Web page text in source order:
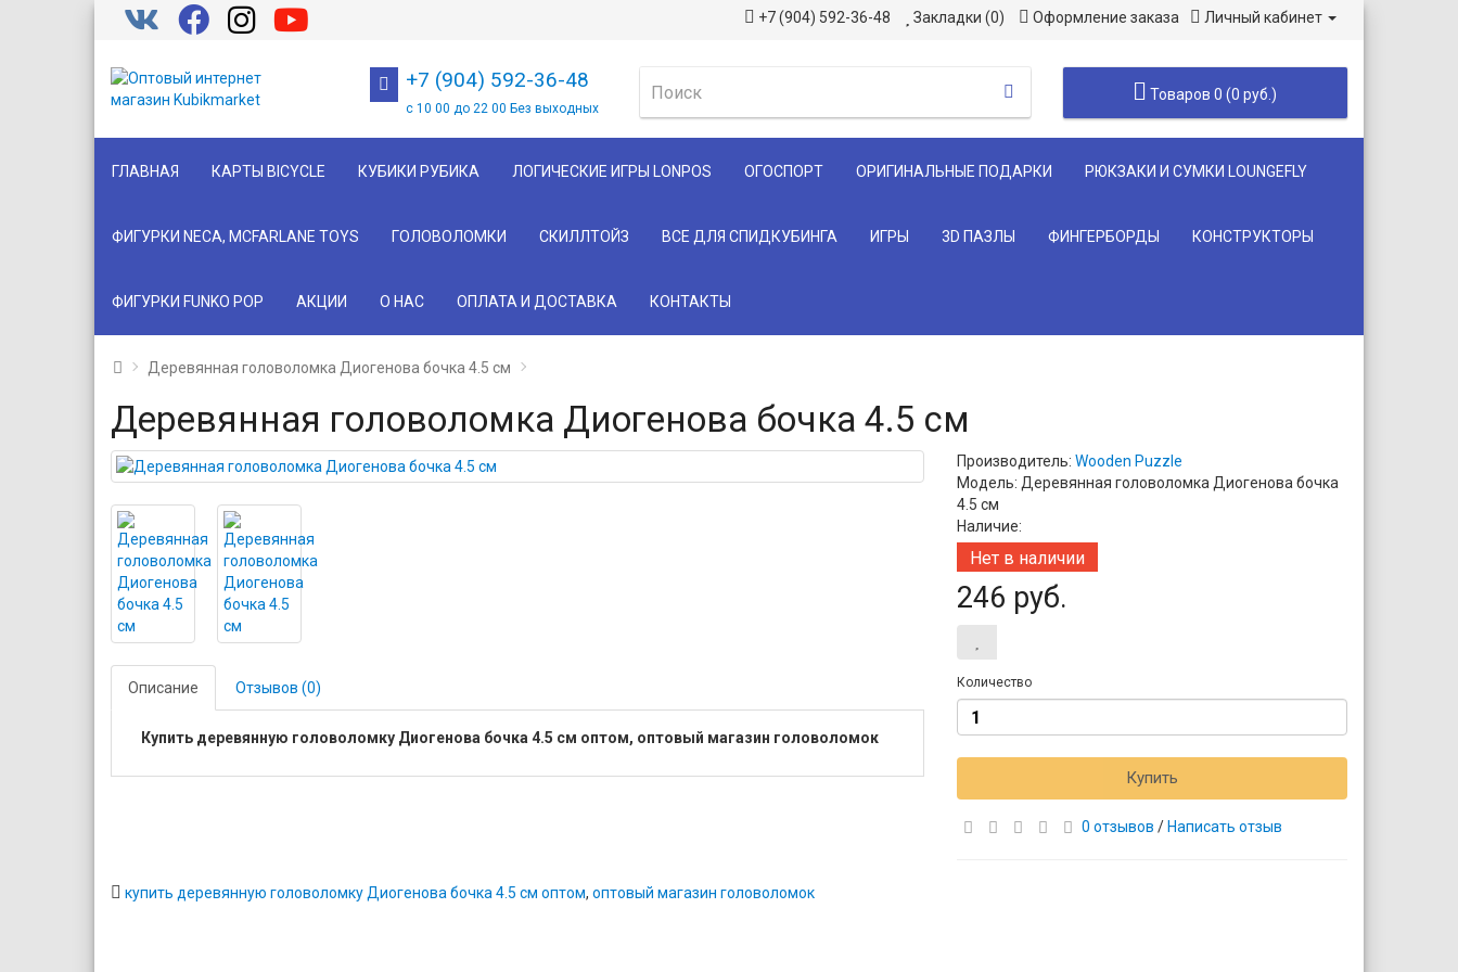
+7 (904) 592-36-48 Закладки (0) Оформление заказа Личный кабинет
+7 (904) 592-36-48
с 10 00 до 22 00 Без выходных
Товаров 0 (0 руб.)
ГЛАВНАЯ КАРТЫ BICYCLE КУБИКИ РУБИКА ЛОГИЧЕСКИЕ ИГРЫ LONPOS ОГОСПОРТ ОРИГИНАЛЬНЫЕ ПОДАРКИ РЮКЗАКИ И СУМКИ LOUNGEFLY
ФИГУРКИ NECA, MCFARLANE TOYS ГОЛОВОЛОМКИ СКИЛЛТОЙЗ ВСЕ ДЛЯ СПИДКУБИНГА ИГРЫ 3D ПАЗЛЫ ФИНГЕРБОРДЫ КОНСТРУКТОРЫ
ФИГУРКИ FUNKO POP АКЦИИ О НАС ОПЛАТА И ДОСТАВКА КОНТАКТЫ
Деревянная головоломка Диогенова бочка 4.5 см
Деревянная головоломка Диогенова бочка 4.5 см
Описание Отзывов (0)
Купить деревянную головоломку Диогенова бочка 4.5 см оптом, оптовый магазин головоломок
Производитель: Wooden Puzzle
Модель: Деревянная головоломка Диогенова бочка
4.5 см
Наличие:
Нет в наличии
246 руб.
Количество
Купить
0 отзывов / Написать отзыв
купить деревянную головоломку Диогенова бочка 4.5 см оптом, оптовый магазин головоломок